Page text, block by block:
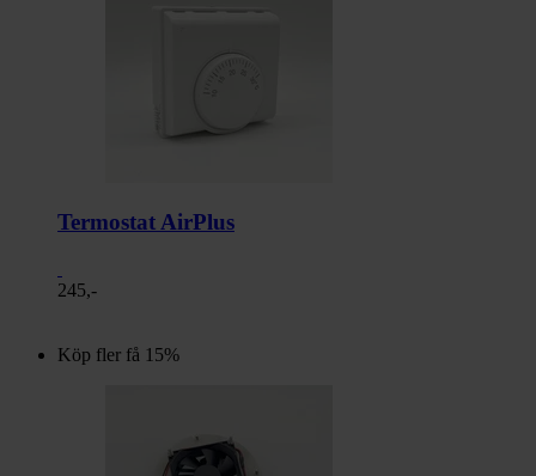
Termostat AirPlus
245,-
Köp fler få 15%